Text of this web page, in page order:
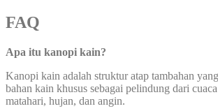
FAQ
Apa itu kanopi kain?
Kanopi kain adalah struktur atap tambahan
bahan kain khusus sebagai pelindung dari
matahari, hujan, dan angin.